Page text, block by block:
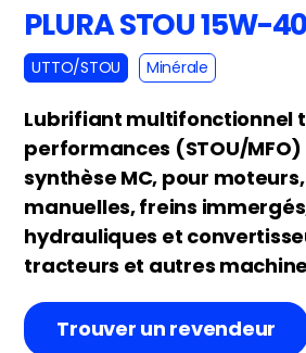
PLURA STOU 15W-40
UTTO/STOU Minérale
Lubrifiant multifonctionnel
performances (STOU/MFO)
synthèse MC, pour
manuelles, freins
hydrauliques et
tracteurs et autres
Trouver un revendeur